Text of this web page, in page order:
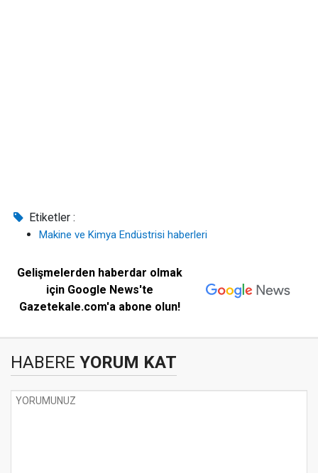
Etiketler :
Makine ve Kimya Endüstrisi haberleri
Gelişmelerden haberdar olmak
için Google News'te
Gazetekale.com'a abone olun!
HABERE YORUM KAT